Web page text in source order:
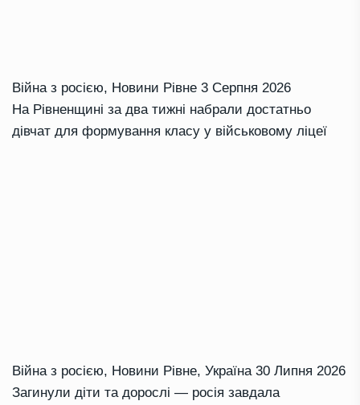
Війна з росією, Новини Рівне 3 Серпня 2026
На Рівненщині за два тижні набрали достатньо
дівчат для формування класу у військовому ліцеї
Війна з росією, Новини Рівне, Україна 30 Липня 2026
Загинули діти та дорослі — росія завдала